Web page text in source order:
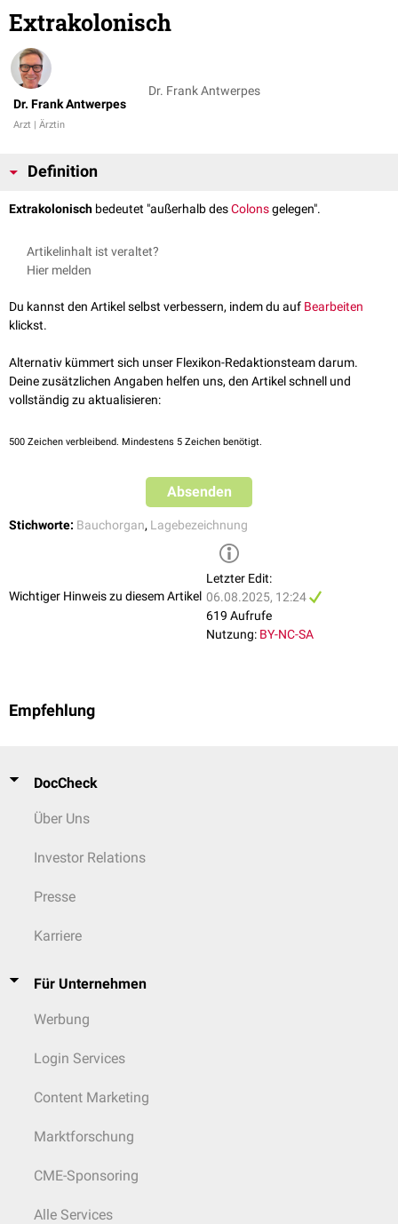
Extrakolonisch
Dr. Frank Antwerpes
Arzt | Ärztin
Dr. Frank Antwerpes
Definition
Extrakolonisch bedeutet "außerhalb desColonsgelegen".
Artikelinhalt ist veraltet?
Hier melden
Du kannst den Artikel selbst verbessern, indem du auf Bearbeiten
klickst.
Alternativ kümmert sich unser Flexikon-Redaktionsteam darum.
Deine zusätzlichen Angaben helfen uns, den Artikel schnell und
vollständig zu aktualisieren:
500 Zeichen verbleibend. Mindestens 5 Zeichen benötigt.
Absenden
Stichworte: Bauchorgan, Lagebezeichnung
Wichtiger Hinweis zu diesem Artikel
Letzter Edit:
06.08.2025, 12:24
619 Aufrufe
Nutzung: BY-NC-SA
Empfehlung
DocCheck
Über Uns
Investor Relations
Presse
Karriere
Für Unternehmen
Werbung
Login Services
Content Marketing
Marktforschung
CME-Sponsoring
Alle Services